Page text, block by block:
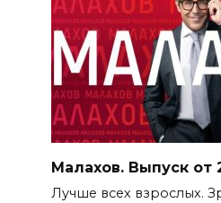
Малахов. Выпуск от
Лучше всех взрослых.